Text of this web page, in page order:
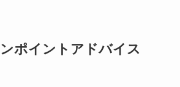
ポイントアドバイス